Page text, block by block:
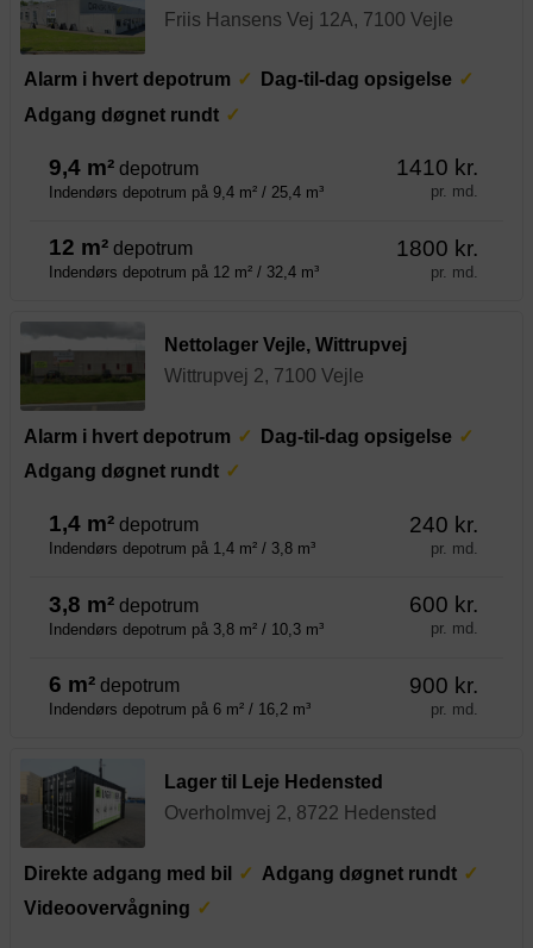
Friis Hansens Vej 12A, 7100 Vejle
Alarm i hvert depotrum
Dag-til-dag opsigelse
Adgang døgnet rundt
9,4 m² depotrum
Indendørs depotrum på 9,4 m² / 25,4 m³
1410 kr.
pr. md.
12 m² depotrum
Indendørs depotrum på 12 m² / 32,4 m³
1800 kr.
pr. md.
Nettolager Vejle, Wittrupvej
Wittrupvej 2, 7100 Vejle
Alarm i hvert depotrum
Dag-til-dag opsigelse
Adgang døgnet rundt
1,4 m² depotrum
Indendørs depotrum på 1,4 m² / 3,8 m³
240 kr.
pr. md.
3,8 m² depotrum
Indendørs depotrum på 3,8 m² / 10,3 m³
600 kr.
pr. md.
6 m² depotrum
Indendørs depotrum på 6 m² / 16,2 m³
900 kr.
pr. md.
Lager til Leje Hedensted
Overholmvej 2, 8722 Hedensted
Direkte adgang med bil
Adgang døgnet rundt
Videoovervågning